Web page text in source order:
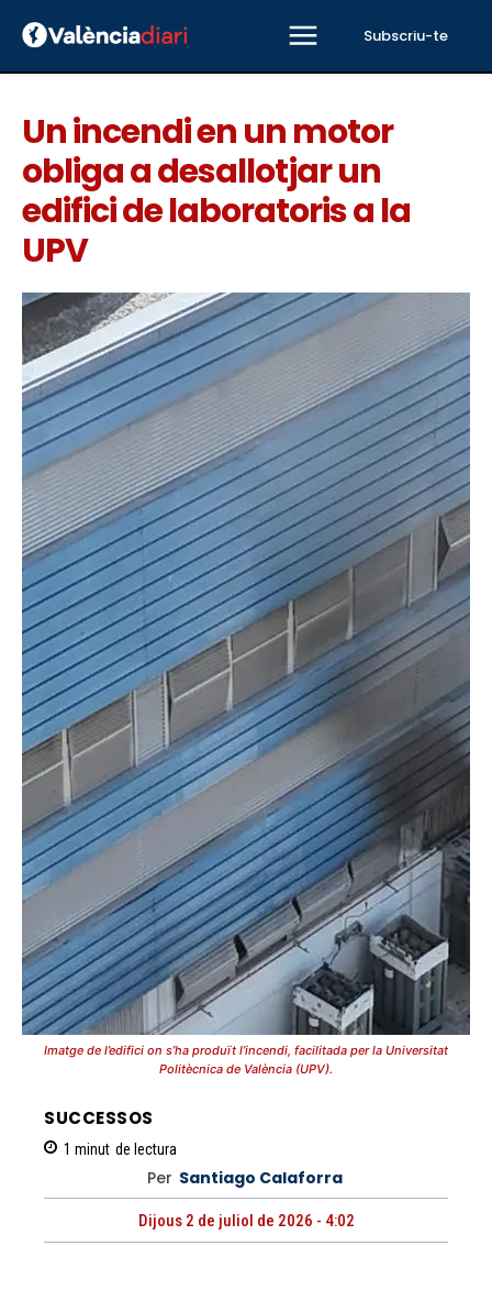
Subscriu-te
Un incendi en un motor
obliga a desallotjar un
edifici de laboratoris a la
UPV
Imatge de l’edifici on s’ha produït l’incendi, facilitada per la Universitat
Politècnica de València (UPV).
SUCCESSOS
1 minut de lectura
Per Santiago Calaforra
Dijous 2 de juliol de 2026 - 4:02